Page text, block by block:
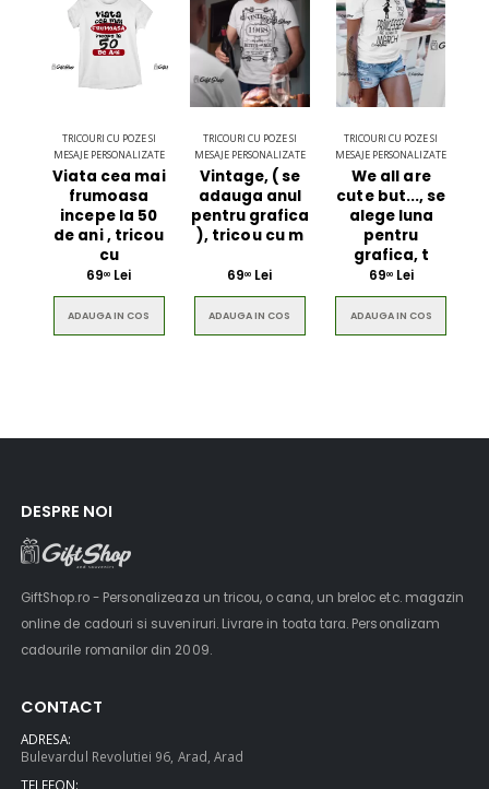
TRICOURI CU POZE SI
MESAJE PERSONALIZATE
Viata cea mai
frumoasa
incepe la 50
de ani , tricou
cu
6900 Lei
ADAUGA IN COS
TRICOURI CU POZE SI
MESAJE PERSONALIZATE
Vintage, ( se
adauga anul
pentru grafica
), tricou cu m
6900 Lei
ADAUGA IN COS
TRICOURI CU POZE SI
MESAJE PERSONALIZATE
We all are
cute but..., se
alege luna
pentru
grafica, t
6900Lei
ADAUGA IN COS
DESPRE NOI
GiftShop.ro - Personalizeaza un tricou, o cana, un breloc etc. magazin
online de cadouri si suveniruri. Livrare in toata tara. Personalizam
cadourile romanilor din 2009.
CONTACT
ADRESA:
Bulevardul Revolutiei 96, Arad, Arad
TELEFON: